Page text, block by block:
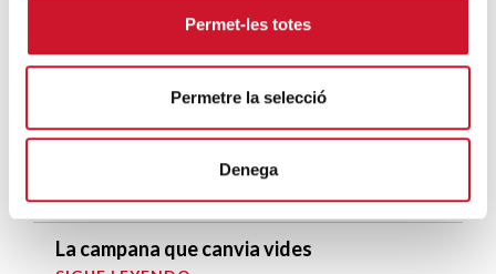
Permet-les totes
Permetre la selecció
Denega
la protección de la dignidad humana
Cáritas Barcelona acompaña a más de
4.100 personas en el dispositivo
extraordinario de regularización
La campana que canvia vides